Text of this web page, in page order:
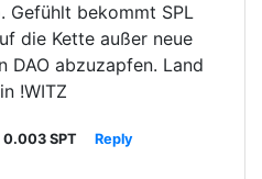
Gefühlt bekommt SPL
die Kette außer neue
DAO abzuzapfen. Land
!WITZ
0.003 SPT Reply